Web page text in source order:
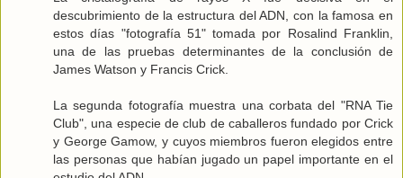
descubrimiento de la estructura del ADN, con la famosa en
estos días "fotografía 51" tomada por Rosalind Franklin,
una de las pruebas determinantes de la conclusión de
James Watson y Francis Crick.
La segunda fotografía muestra una corbata del "RNA Tie
Club", una especie de club de caballeros fundado por Crick
y George Gamow, y cuyos miembros fueron elegidos entre
las personas que habían jugado un papel importante en el